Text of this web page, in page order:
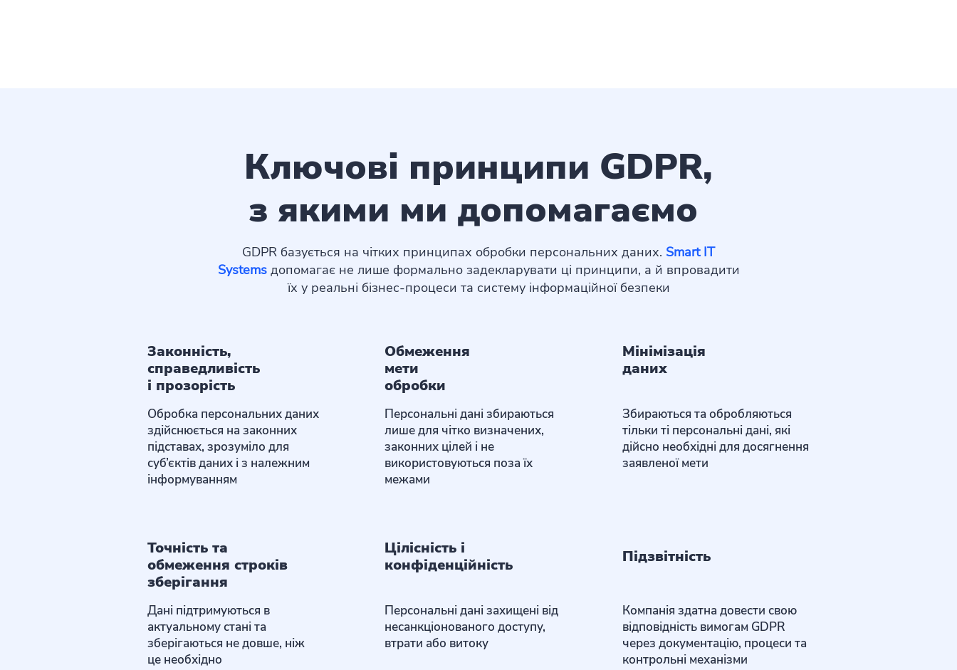
Ключові принципи GDPR,
з якими ми допомагаємо
GDPR базується на чітких принципах обробки персональних даних. Smart IT
Systems допомагає не лише формально задекларувати ці принципи, а й впровадити
їх у реальні бізнес-процеси та систему інформаційної безпеки
Законність,
справедливість
і прозорість
Обробка персональних даних
здійснюється на законних
підставах, зрозуміло для
суб’єктів даних і з належним
інформуванням
Обмеження
мети
обробки
Персональні дані збираються
лише для чітко визначених,
законних цілей і не
використовуються поза їх
межами
Мінімізація
даних
Збираються та обробляються
тільки ті персональні дані, які
дійсно необхідні для досягнення
заявленої мети
Точність та
обмеження строків
зберігання
Дані підтримуються в
актуальному стані та
зберігаються не довше, ніж
це необхідно
Цілісність і
конфіденційність
Персональні дані захищені від
несанкціонованого доступу,
втрати або витоку
Підзвітність
Компанія здатна довести свою
відповідність вимогам GDPR
через документацію, процеси та
контрольні механізми